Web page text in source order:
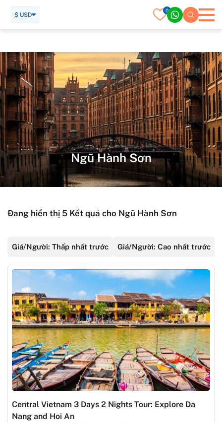
0
$ USD
Ngũ Hành Sơn
Đang hiển thị 5 Kết quả cho Ngũ Hành Sơn
Giá/Người: Thấp nhất trước Giá/Người: Cao nhất trước
Central Vietnam 3 Days 2 Nights Tour: Explore Da
Nang and Hoi An